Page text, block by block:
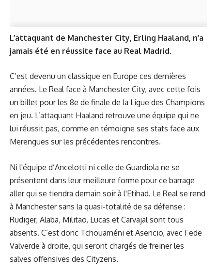
L’attaquant de Manchester City, Erling Haaland, n’a
jamais été en réussite face au Real Madrid.
C’est devenu un classique en Europe ces dernières
années. Le Real face à Manchester City, avec cette fois
un billet pour les 8e de finale de la Ligue des Champions
en jeu. L’attaquant Haaland retrouve une équipe qui ne
lui réussit pas, comme en témoigne ses stats face aux
Merengues sur les précédentes rencontres.
Ni l'équipe d’Ancelotti ni celle de Guardiola ne se
présentent dans leur meilleure forme pour ce barrage
aller qui se tiendra demain soir à l'Etihad. Le Real se rend
à Manchester sans la quasi-totalité de sa défense :
Rüdiger, Alaba, Militao, Lucas et Carvajal sont tous
absents. C’est donc Tchouaméni et Asencio, avec Fede
Valverde à droite, qui seront chargés de freiner les
salves offensives des Cityzens.